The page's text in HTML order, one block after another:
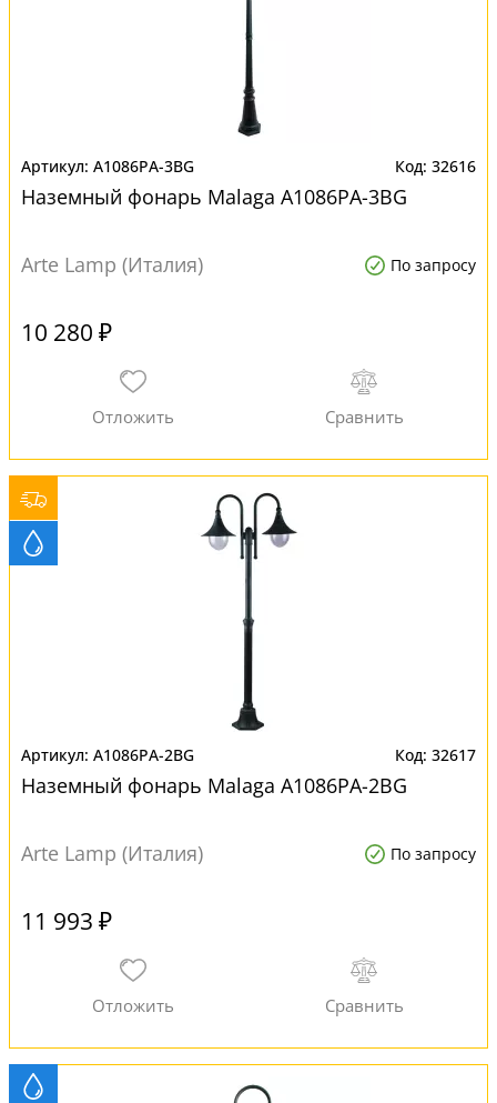
A1086PA-3BG 32616
Наземный фонарь Malaga A1086PA-3BG
Arte Lamp (Италия) По запросу
10 280 ₽
A1086PA-2BG 32617
Наземный фонарь Malaga A1086PA-2BG
Arte Lamp (Италия) По запросу
11 993 ₽